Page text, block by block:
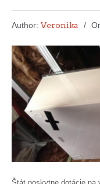
Author: Veronika